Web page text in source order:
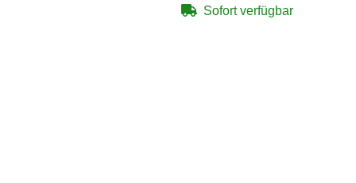
Sofort verfügbar